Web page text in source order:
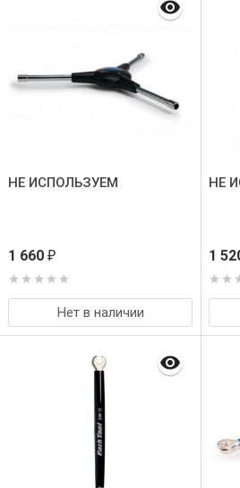
НЕ ИСПОЛЬЗУЕМ
1 660 ₽
Нет в наличии
НЕ
1